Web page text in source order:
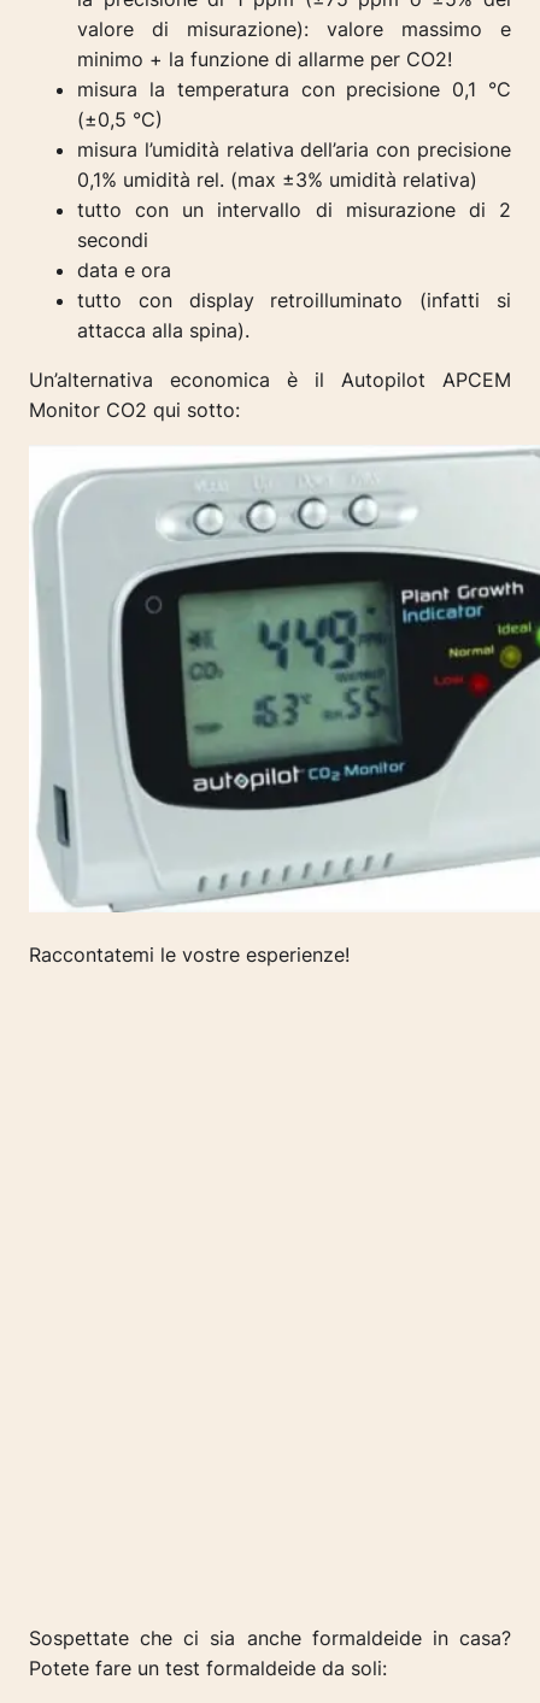
valore di misurazione): valore massimo e
minimo + la funzione di allarme per CO2!
misura la temperatura con precisione 0,1 °C
(±0,5 °C)
misura l’umidità relativa dell’aria con precisione
0,1% umidità rel. (max ±3% umidità relativa)
tutto con un intervallo di misurazione di 2
secondi
data e ora
tutto con display retroilluminato (infatti si
attacca alla spina).
Un’alternativa economica è il Autopilot APCEM
Monitor CO2 qui sotto:
Raccontatemi le vostre esperienze!
Sospettate che ci sia anche formaldeide in casa?
Potete fare un test formaldeide da soli: